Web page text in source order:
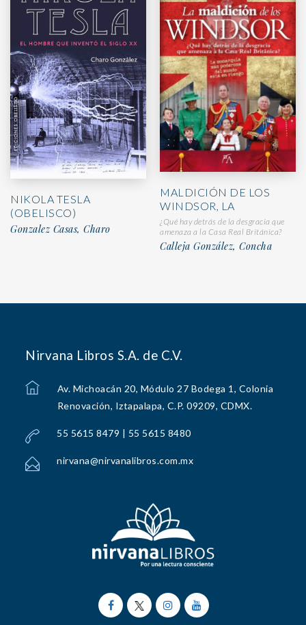
NIKOLA TESLA
(OBELISCO)
Gonzalez Casas, Charo
MALDICIÓN DE LOS
WINDSOR, LA
¿Qué hay detrás de la desgracia que
amenaza a la Casa Real Británica?
Calleja González, Concha
Nirvana Libros S.A. de C.V.
Av. Michoacán 20, Módulo 27 Bodega 1, Colonia
Renovación, Iztapalapa, C.P. 09209, CDMX.
55 5615 8479 | 55 5615 8480
nirvana@nirvanalibros.com.mx